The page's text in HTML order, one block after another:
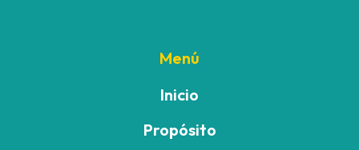
Menú
Inicio
Propósito